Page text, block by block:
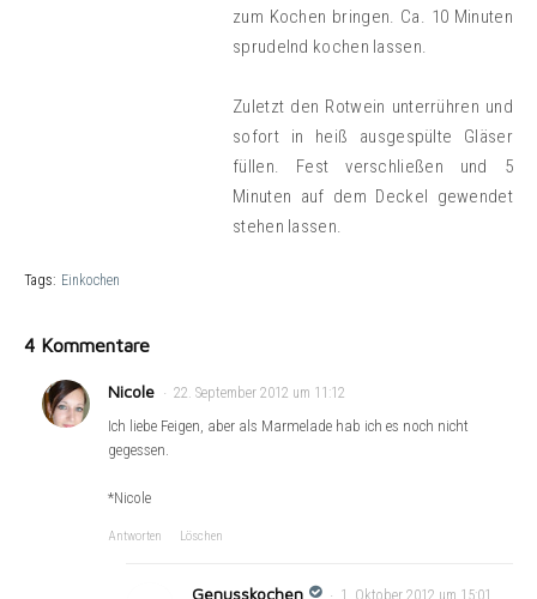
zum Kochen bringen. Ca. 10 Minuten
sprudelnd kochen lassen.
Zuletzt den Rotwein unterrühren und
sofort in heiß ausgespülte Gläser
füllen. Fest verschließen und 5
Minuten auf dem Deckel gewendet
stehen lassen.
Tags: Einkochen
4 Kommentare
Nicole 22. September 2012 um 11:12
Ich liebe Feigen, aber als Marmelade hab ich es noch nicht
gegessen.
*Nicole
Antworten Löschen
Genusskochen